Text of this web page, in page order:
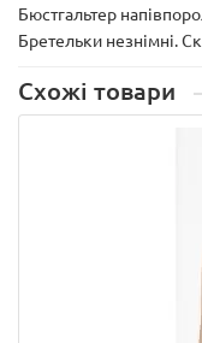
Бюстгальтер
Бретельки незнімні.
Схожі товари